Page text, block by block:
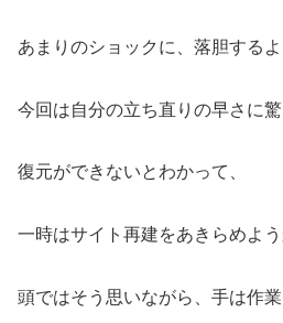
あまりのショックに、落胆するよ
今回は自分の立ち直りの早さに驚
復元ができないとわかって、
一時はサイト再建をあきらめよう
頭ではそう思いながら、手は作